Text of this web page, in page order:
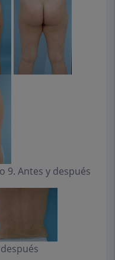
9. Antes y después